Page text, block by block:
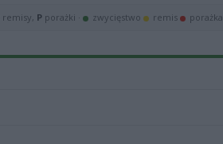
remisy, P porażki · zwycięstwo remis porażka